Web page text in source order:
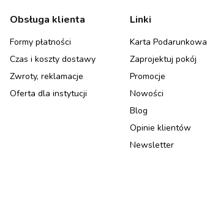
Linki w stopce
Obsługa klienta
Formy płatności
Czas i koszty dostawy
Zwroty, reklamacje
Oferta dla instytucji
Linki
Karta Podarunkowa
Zaprojektuj pokój
Promocje
Nowości
Blog
Opinie klientów
Newsletter